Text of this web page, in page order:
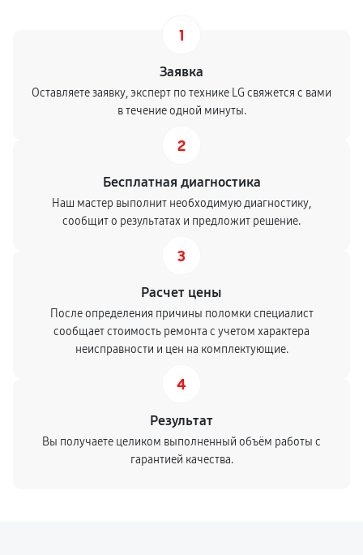
1
Заявка
Оставляете заявку, эксперт по технике LG свяжется с вами
в течение одной минуты.
2
Бесплатная диагностика
Наш мастер выполнит необходимую диагностику,
сообщит о результатах и предложит решение.
3
Расчет цены
После определения причины поломки специалист
сообщает стоимость ремонта с учетом характера
неисправности и цен на комплектующие.
4
Результат
Вы получаете целиком выполненный объём работы с
гарантией качества.